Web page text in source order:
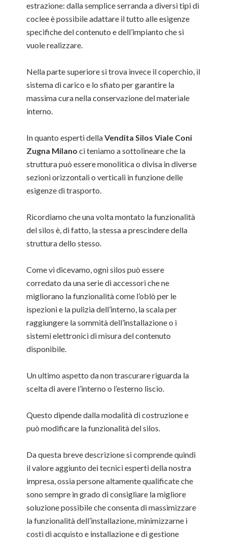
estrazione: dalla semplice serranda a diversi tipi di
coclee è possibile adattare il tutto alle esigenze
specifiche del contenuto e dell’impianto che si
vuole realizzare.
Nella parte superiore si trova invece il coperchio, il
sistema di carico e lo sfiato per garantire la
massima cura nella conservazione del materiale
interno.
In quanto esperti dellaVendita Silos Viale Coni
Zugna Milano ci teniamo a sottolineare che la
struttura può essere monolitica o divisa in diverse
sezioni orizzontali o verticali in funzione delle
esigenze di trasporto.
Ricordiamo che una volta montato la funzionalità
del silos è, di fatto, la stessa a prescindere della
struttura dello stesso.
Come vi dicevamo, ogni silos può essere
corredato da una serie di accessori che ne
migliorano la funzionalità come l’oblò per le
ispezioni e la pulizia dell’interno, la scala per
raggiungere la sommità dell’installazione o i
sistemi elettronici di misura del contenuto
disponibile.
Un ultimo aspetto da non trascurare riguarda la
scelta di avere l’interno o l’esterno liscio.
Questo dipende dalla modalità di costruzione e
può modificare la funzionalità del silos.
Da questa breve descrizione si comprende quindi
il valore aggiunto dei tecnici esperti della nostra
impresa, ossia persone altamente qualificate che
sono sempre in grado di consigliare la migliore
soluzione possibile che consenta di massimizzare
la funzionalità dell’installazione, minimizzarne i
costi di acquisto e installazione e di gestione